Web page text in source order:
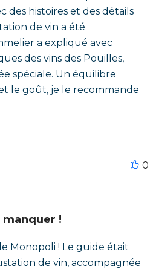
des histoires et des détails
de vin a été
a expliqué avec
des vins des Pouilles,
spéciale. Un équilibre
le goût, je le recommande
0
manquer !
Monopoli ! Le guide était
de vin, accompagnée